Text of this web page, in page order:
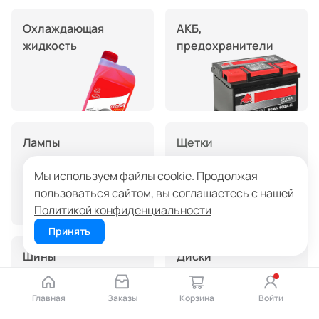
Охлаждающая
жидкость
АКБ,
предохранители
Лампы
Щетки
Шины Диски
Мы используем файлы cookie. Продолжая
пользоваться сайтом, вы соглашаетесь с нашей
Политикой конфиденциальности
Принять
Главная Войти
Заказы Корзина